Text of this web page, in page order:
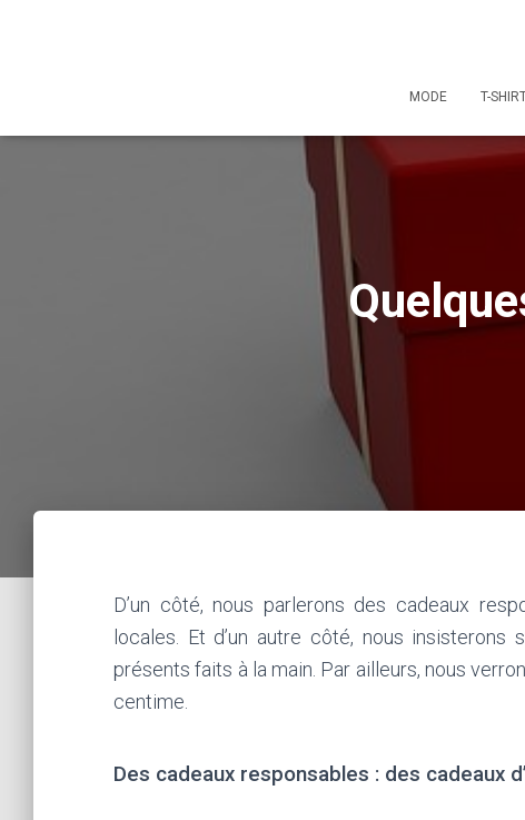
MODE T-
D’un côté, nous parlerons des cadeaux
locales. Et d’un autre côté, nous
présents faits à la main. Par ailleurs, nous
centime.
Des cadeaux responsables : des cadeaux